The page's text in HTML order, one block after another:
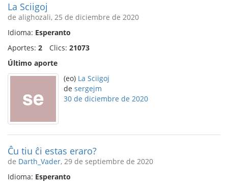
La Sciigoj
de alighozali, 25 de diciembre de 2020
Idioma: Esperanto
Aportes: 2 Clics: 21073
Último aporte
(eo) La Sciigoj
de sergejm
30 de diciembre de 2020
Ĉu tiu ĉi estas eraro?
de Darth_Vader, 29 de septiembre de 2020
Idioma: Esperanto